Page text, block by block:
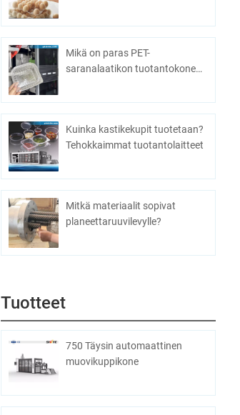
pakkausratkaisu
Mikä on paras PET-
saranalaatikon tuotantokone
Kuinka kastikekupit tuotetaan?
Tehokkaimmat tuotantolaitteet
Mitkä materiaalit sopivat
planeettaruuvilevylle?
Tuotteet
750 Täysin automaattinen
muovikuppikone